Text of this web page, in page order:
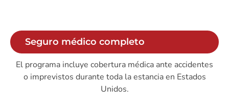
Seguro médico completo
El programa incluye cobertura médica ante accidentes
o imprevistos durante toda la estancia en Estados
Unidos.